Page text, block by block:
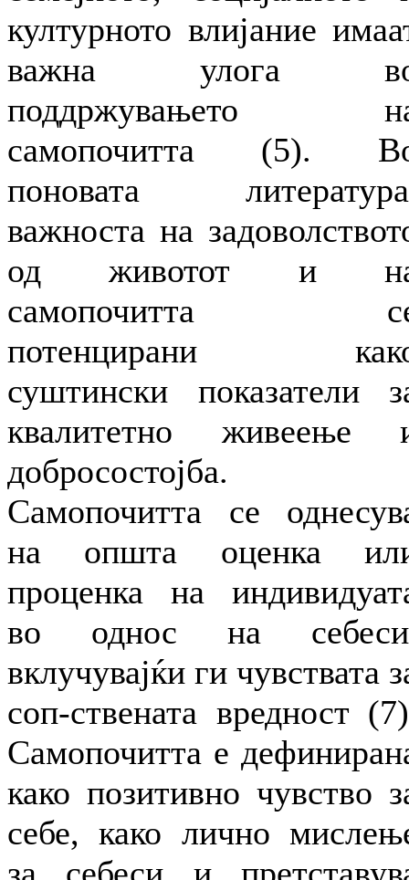
културното влијание
важна улога
поддржувањето
самопочитта (5).
поновата
важноста на
од животот и
самопочитта
потенцирани
суштински показатели
квалитетно живеење
добросостојба.
Самопочитта се
на општа оценка
проценка на
во однос на
вклучувајќи ги чувствата
соп-ствената вредност
Самопочитта е
како позитивно чувство
себе, како лично